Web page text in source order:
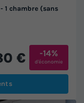
1 chambre (sans
€ -14%
d'économie